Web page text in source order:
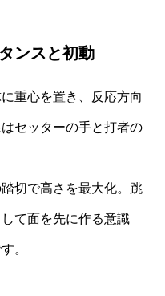
ンスと初動
重心を置き、反応方向
セッターの手と打者の
切で高さを最大化。跳
て面を先に作る意識
。